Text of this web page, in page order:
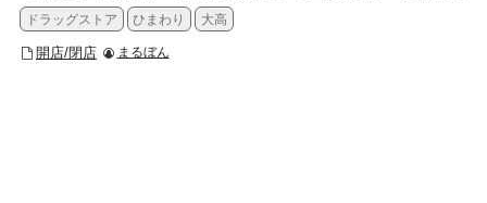
ドラッグストア
ひまわり 大高
開店/閉店 まるぼん